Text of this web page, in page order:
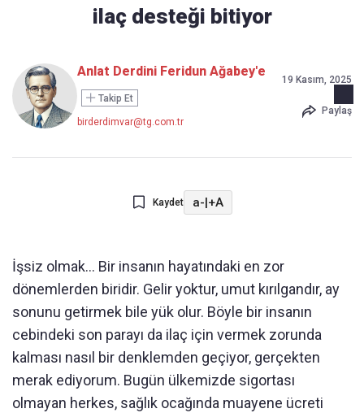
ilaç desteği bitiyor
Anlat Derdini Feridun Ağabey'e
Takip Et
birderdimvar@tg.com.tr
19 Kasım, 2025
Paylaş
Kaydet a-|+A
İşsiz olmak… Bir insanın hayatındaki en zor
dönemlerden biridir. Gelir yoktur, umut kırılgandır, ay
sonunu getirmek bile yük olur. Böyle bir insanın
cebindeki son parayı da ilaç için vermek zorunda
kalması nasıl bir denklemden geçiyor, gerçekten
merak ediyorum. Bugün ülkemizde sigortası
olmayan herkes, sağlık ocağında muayene ücreti